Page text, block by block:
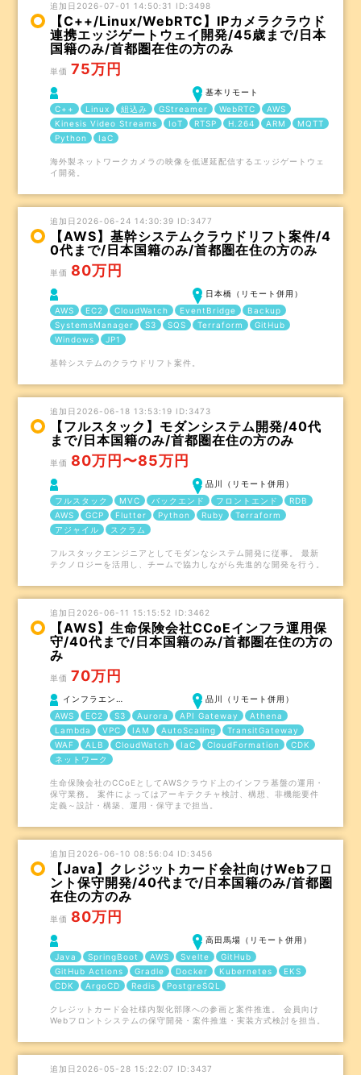
追加日2026-07-01 14:50:31 ID:3498
【C++/Linux/WebRTC】IPカメラクラウド
連携エッジゲートウェイ開発/45歳まで/日本
国籍のみ/首都圏在住の方のみ
単価 75万円
基本リモート
C++
Linux 組込み GStreamer WebRTC
AWS
Kinesis Video Streams
IoT RTSP H.264 ARM
MQTT
Python
IaC
海外製ネットワークカメラの映像を低遅延配信するエッジゲートウェ
イ開発。
追加日2026-06-24 14:30:39 ID:3477
【AWS】基幹システムクラウドリフト案件/4
0代まで/日本国籍のみ/首都圏在住の方のみ
単価 80万円
日本橋（リモート併用）
AWS
EC2 CloudWatch EventBridge
Backup
SystemsManager
S3 SQS Terraform
GitHub
Windows
JP1
基幹システムのクラウドリフト案件。
追加日2026-06-18 13:53:19 ID:3473
【フルスタック】モダンシステム開発/40代
まで/日本国籍のみ/首都圏在住の方のみ
単価 80万円〜85万円
品川（リモート併用）
フルスタック
MVC バックエンド フロントエンド
RDB
AWS
GCP Flutter Python Ruby
Terraform
アジャイル
スクラム
フルスタックエンジニアとしてモダンなシステム開発に従事。 最新
テクノロジーを活用し、チームで協力しながら先進的な開発を行う。
追加日2026-06-11 15:15:52 ID:3462
【AWS】生命保険会社CCoEインフラ運用保
守/40代まで/日本国籍のみ/首都圏在住の方の
み
単価 70万円
インフラエン…
品川（リモート併用）
AWS
EC2 S3 Aurora API Gateway
Athena
Lambda
VPC IAM AutoScaling
TransitGateway
WAF
ALB CloudWatch IaC CloudFormation
CDK
ネットワーク
生命保険会社のCCoEとしてAWSクラウド上のインフラ基盤の運用・
保守業務。 案件によってはアーキテクチャ検討、構想、非機能要件
定義～設計・構築、運用・保守まで担当。
追加日2026-06-10 08:56:04 ID:3456
【Java】クレジットカード会社向けWebフロ
ント保守開発/40代まで/日本国籍のみ/首都圏
在住の方のみ
単価 80万円
高田馬場（リモート併用）
Java
SpringBoot AWS Svelte
GitHub
GitHub Actions
Gradle Docker Kubernetes
EKS
CDK
ArgoCD Redis PostgreSQL
クレジットカード会社様内製化部隊への参画と案件推進。 会員向け
Webフロントシステムの保守開発・案件推進・実装方式検討を担当。
追加日2026-05-28 15:22:07 ID:3437